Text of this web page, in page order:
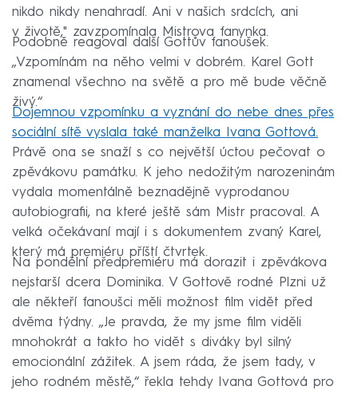
nikdo nikdy nenahradí. Ani v našich srdcích, ani
v životě," zavzpomínala Mistrova fanynka.
Podobně reagoval další Gottův fanoušek.
„Vzpomínám na něho velmi v dobrém. Karel Gott
znamenal všechno na světě a pro mě bude věčně
živý.“
Dojemnou vzpomínku a vyznání do nebe dnes přes
sociální sítě vyslala také manželka Ivana Gottová.
Právě ona se snaží s co největší úctou pečovat o
zpěvákovu památku. K jeho nedožitým narozeninám
vydala momentálně beznadějně vyprodanou
autobiografii, na které ještě sám Mistr pracoval. A
velká očekávaní mají i s dokumentem zvaný Karel,
který má premiéru příští čtvrtek.
Na pondělní předpremiéru má dorazit i zpěvákova
nejstarší dcera Dominika. V Gottově rodné Plzni už
ale někteří fanoušci měli možnost film vidět před
dvěma týdny. „Je pravda, že my jsme film viděli
mnohokrát a takto ho vidět s diváky byl silný
emocionální zážitek. A jsem ráda, že jsem tady, v
jeho rodném městě,“ řekla tehdy Ivana Gottová pro